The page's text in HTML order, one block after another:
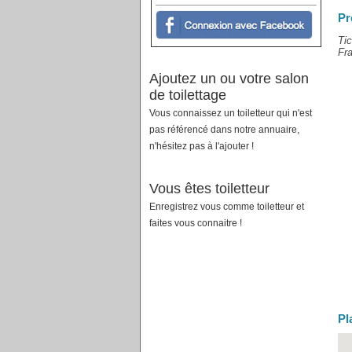
Ajoutez un ou votre salon
de toilettage
Vous connaissez un toiletteur qui n'est
pas référencé dans notre annuaire,
n'hésitez pas à l'ajouter !
Vous êtes toiletteur
Enregistrez vous comme toiletteur et
faites vous connaitre !